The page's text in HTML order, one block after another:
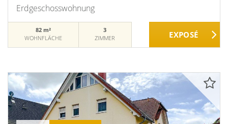
Erdgeschosswohnung
82 m²
WOHNFLÄCHE
3
ZIMMER